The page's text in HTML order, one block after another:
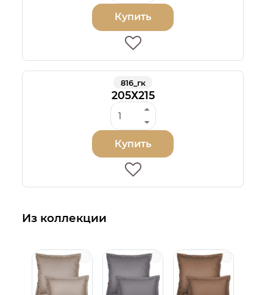
Купить
816_гк
205Х215
Купить
Из коллекции